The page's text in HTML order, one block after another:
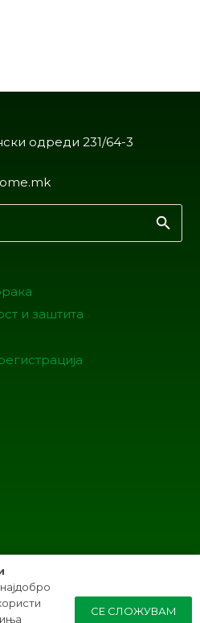
одреди 231/64-3
и заштита
СЕ СЛОЖУВАМ